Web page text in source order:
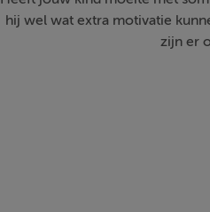
hij wel wat extra motivatie
zijn er